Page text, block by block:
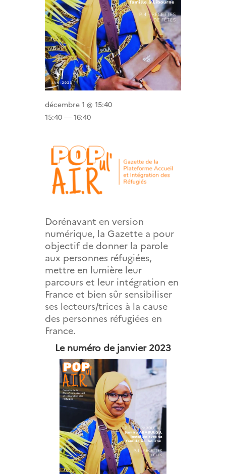
Dorénavant en version
numérique, la Gazette a pour
objectif de donner la parole
aux personnes réfugiées,
mettre en lumière leur
parcours et leur intégration en
France et bien sûr sensibiliser
ses lecteurs/trices à la cause
des personnes réfugiées en
France.
Le numéro de janvier 2023
décembre 1 @ 15:40
15:40 — 16:40